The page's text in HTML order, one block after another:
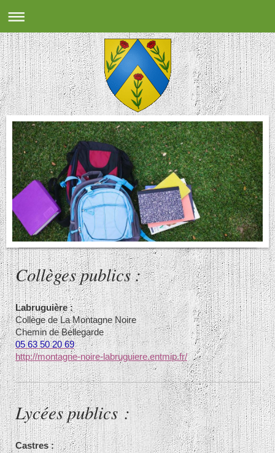
Collèges publics :
Labruguière :
Collège de La Montagne Noire
Chemin de Bellegarde
05 63 50 20 69
http://montagne-noire-labruguiere.entmip.fr/
Lycées publics :
Castres :